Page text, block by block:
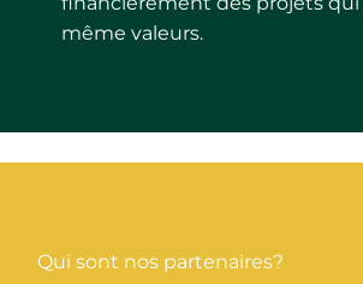
même valeurs.
Qui sont nos partenaires?